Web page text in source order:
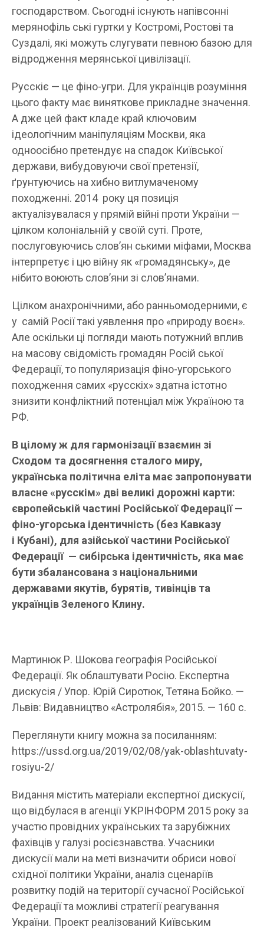
господарством. Сьогодні існують напівсонні
мерянофіль ські гуртки у Костромі, Ростові та
Суздалі, які можуть слугувати певною базою для
відродження мерянської цивілізації.
Русскіє — це фіно-угри. Для українців розуміння
цього факту має виняткове прикладне значення.
А дже цей факт кладе край ключовим
ідеологічним маніпуляціям Москви, яка
одноосібно претендує на спадок Київської
держави, вибудовуючи свої претензії,
ґрунтуючись на хибно витлумаченому
походженні. 2014 року ця позиція
актуалізувалася у прямій війні проти України —
цілком колоніальній у своїй суті. Проте,
послуговуючись слов’ян ськими міфами, Москва
інтерпретує і цю війну як «громадянську», де
нібито воюють слов’яни зі слов’янами.
Цілком анахронічними, або ранньомодерними, є
у самій Росії такі уявлення про «природу воєн».
Але оскільки ці погляди мають потужний вплив
на масову свідомість громадян Росій ської
Федерації, то популяризація фіно-угорського
походження самих «русскіх» здатна істотно
знизити конфліктний потенціал між Україною та
РФ.
В цілому ж для гармонізації взаємин зі
Сходом та досягнення сталого миру,
українська політична еліта має запропонувати
власне «русскім» дві великі дорожні карти:
європейській частині Російської Федерації —
фіно-угорська ідентичність (без Кавказу
і Кубані), для азійської частини Російської
Федерації — сибірська ідентичність, яка має
бути збалансована з національними
державами якутів, бурятів, тивінців та
українців Зеленого Клину.
Мартинюк Р. Шокова географія Російської
Федерації. Як облаштувати Росію. Експертна
дискусія / Упор. Юрій Сиротюк, Тетяна Бойко. —
Львів: Видавництво «Астролябія», 2015. — 160 с.
Переглянути книгу можна за посиланням:
https://ussd.org.ua/2019/02/08/yak-oblashtuvaty-
rosiyu-2/
Видання містить матеріали експертної дискусії,
що відбулася в агенції УКРІНФОРМ 2015 року за
участю провідних українських та зарубіжних
фахівців у галузі росієзнавства. Учасники
дискусії мали на меті визначити обриси нової
східної політики України, аналіз сценаріїв
розвитку подій на території сучасної Російської
Федерації та можливі стратегії реагування
України. Проект реалізований Київським